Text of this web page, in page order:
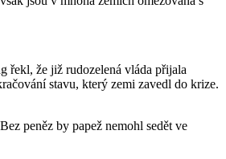
řekl, že již rudozelená vláda přijala
stavu, který zemi zavedl do krize.
peněz by papež nemohl sedět ve